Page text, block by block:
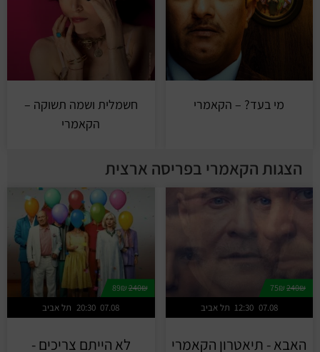
מי בעד? – הקאמרי
חשמלית ושמה תשוקה –
הקאמרי
הצגות הקאמרי בפריסה ארצית
240₪
תל אביב 12:30 07.08
האבא - תיאטרון הקאמרי
240₪
89₪
תל אביב 20:30 07.08
לא הייתם צריכים -